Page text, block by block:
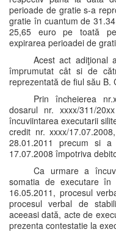
perioade de gratie s-a
gratie în cuantum de
25,65 euro pe toată
expirarea perioadei de
Acest act adiţional
împrumutat cât si de
reprezentată de fiul său B.
Prin încheierea
dosarul nr. xxxx/311/
încuviintarea executarii
credit nr. xxxx/
28.01.2011 precum si
17.07.2008 împotriva
Ca urmare a
somatia de executare
16.05.2011, procesul
procesul verbal de
aceeasi dată, acte de
prezenta contestatie la